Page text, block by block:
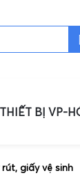
THIẾT BỊ VP-
giấy vệ sinh